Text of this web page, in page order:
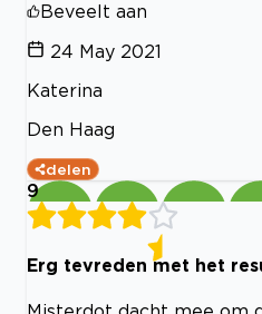
Beveelt aan
24 May 2021
Katerina
Den Haag
delen
9
Erg tevreden met het